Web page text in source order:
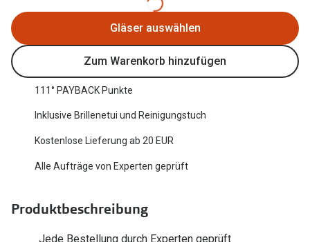
Trends
Nuance Audio Brille
Ray-Ban Meta
Oakley Meta
Brillentrends 2026
Glasveredelungen
Brillenglas Typen
Zubehör
Gläser auswählen
Zum Warenkorb hinzufügen
111° PAYBACK Punkte
Inklusive Brillenetui und Reinigungstuch
Kostenlose Lieferung ab 20 EUR
Alle Aufträge von Experten geprüft
Produktbeschreibung
Jede Bestellung durch Experten geprüft